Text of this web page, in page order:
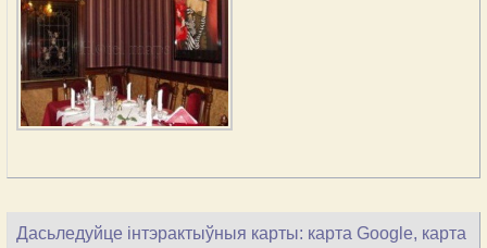
Дасьледуйце інтэрактыўныя карты: карта Google, карта